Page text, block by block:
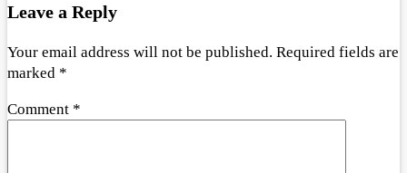
Leave a Reply
Your email address will not be published. Required fields are
marked *
Comment *